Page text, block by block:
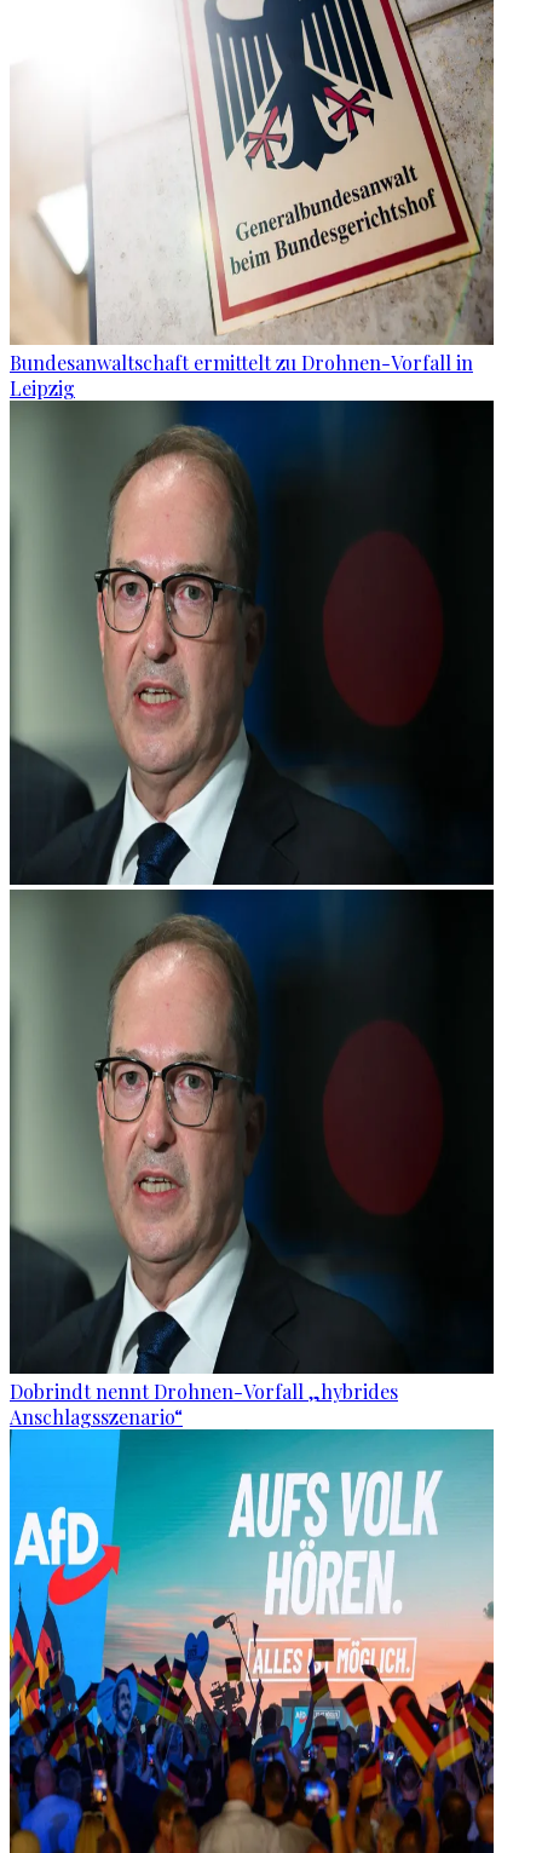
Bundesanwaltschaft ermittelt zu Drohnen-Vorfall in
Leipzig
Dobrindt nennt Drohnen-Vorfall „hybrides
Anschlagsszenario“